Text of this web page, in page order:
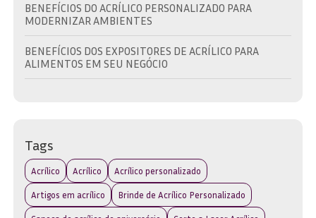
BENEFÍCIOS DO ACRÍLICO PERSONALIZADO PARA
MODERNIZAR AMBIENTES
BENEFÍCIOS DOS EXPOSITORES DE ACRÍLICO PARA
ALIMENTOS EM SEU NEGÓCIO
SUA MARCA E EVENTO
BRINDE EM ACRÍLICO: DESCUBRA AS MELHORES OPÇÕES
PARA SUA MARCA
Tags
Acrílico Acrílico Acrílico personalizado
Artigos em acrílico Brinde de Acrílico Personalizado